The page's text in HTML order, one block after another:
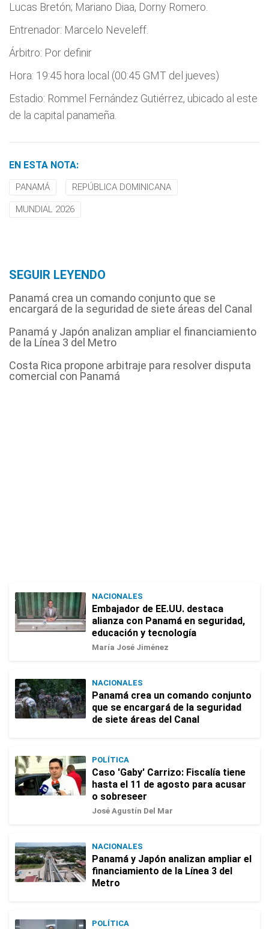
Lucas Bretón; Mariano Diaa, Dorny Romero.
Entrenador: Marcelo Neveleff.
Árbitro: Por definir
Hora: 19:45 hora local (00:45 GMT del jueves)
Estadio: Rommel Fernández Gutiérrez, ubicado al este
de la capital panameña.
EN ESTA NOTA:
PANAMÁ REPÚBLICA DOMINICANA
MUNDIAL 2026
SEGUIR LEYENDO
Panamá crea un comando conjunto que se
encargará de la seguridad de siete áreas del Canal
Panamá y Japón analizan ampliar el financiamiento
de la Línea 3 del Metro
Costa Rica propone arbitraje para resolver disputa
comercial con Panamá
NACIONALES
Embajador de EE.UU. destaca
alianza con Panamá en seguridad,
educación y tecnología
María José Jiménez
NACIONALES
Panamá crea un comando conjunto
que se encargará de la seguridad
de siete áreas del Canal
POLÍTICA
Caso 'Gaby' Carrizo: Fiscalía tiene
hasta el 11 de agosto para acusar
o sobreseer
José Agustín Del Mar
NACIONALES
Panamá y Japón analizan ampliar el
financiamiento de la Línea 3 del
Metro
POLÍTICA